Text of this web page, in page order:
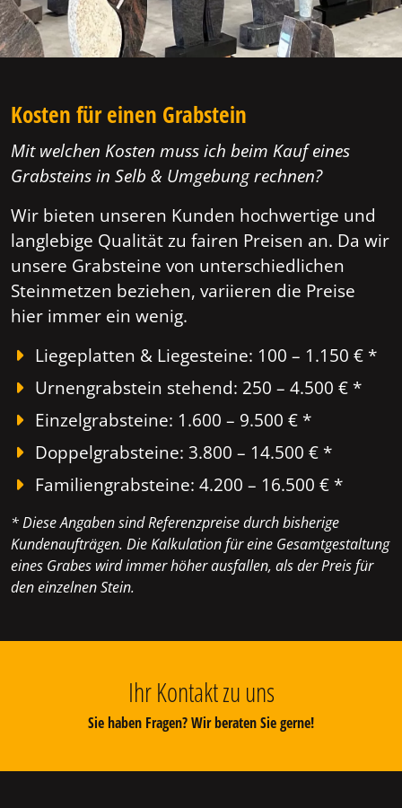
Kosten für einen Grabstein
Mit welchen Kosten muss ich beim Kauf eines
Grabsteins in Selb & Umgebung rechnen?
Wir bieten unseren Kunden hochwertige und
langlebige Qualität zu fairen Preisen an. Da wir
unsere Grabsteine von unterschiedlichen
Steinmetzen beziehen, variieren die Preise
hier immer ein wenig.
Liegeplatten & Liegesteine: 100 – 1.150 € *
Urnengrabstein stehend: 250 – 4.500 € *
Einzelgrabsteine: 1.600 – 9.500 € *
Doppelgrabsteine: 3.800 – 14.500 € *
Familiengrabsteine: 4.200 – 16.500 € *
* Diese Angaben sind Referenzpreise durch bisherige
Kundenaufträgen. Die Kalkulation für eine Gesamtgestaltung
eines Grabes wird immer höher ausfallen, als der Preis für
den einzelnen Stein.
Ihr Kontakt zu uns
Sie haben Fragen? Wir beraten Sie gerne!